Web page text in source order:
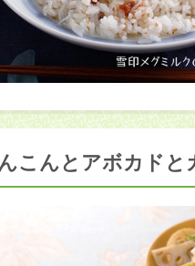
こんとアボカドと